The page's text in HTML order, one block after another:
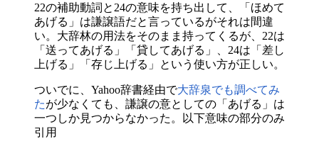
22の補助動詞と24の意味を持ち出して、「ほめて
あげる」は謙譲語だと言っているがそれは間違
い。大辞林の用法をそのまま持ってくるが、22は
「送ってあげる」「貸してあげる」、24は「差し
上げる」「存じ上げる」という使い方が正しい。
ついでに、Yahoo辞書経由で大辞泉でも調べてみ
たが少なくても、謙譲の意としての「あげる」は
一つしか見つからなかった。以下意味の部分のみ
引用